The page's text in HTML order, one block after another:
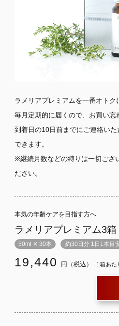
ラメリアプレミアムを一番オトク
毎月定期的に届くので、お買い忘
到着日の10日前までにご連絡い
できます。
※継続月数などの縛りは一切ござ
ださい。
本気の年齢ケアを目指す方へ
ラメリアプレミアム3箱
50ml ✕ 30本 約30日分 1日1本目
19,440 円（税込） 1箱あた